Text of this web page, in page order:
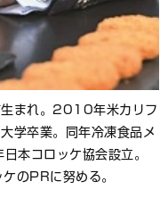
まれ。2010年米カリフ
学卒業。同年冷凍食品メ
本コロッケ協会設立。
のPRに努める。